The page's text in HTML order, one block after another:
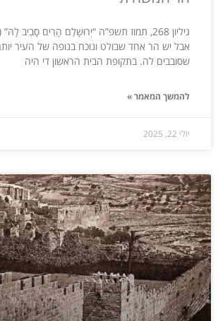
גיליון 268, תמוז תשפ”ה “יְרוּשָׁלַ͏ִם הָרִים סָבִיב
אבל יש הר אחד שבולט ונוכח בנופה של העיר
שסובבים לה. בתקופת הבית הראשון די היה
להמשך המאמר »
יולי 22, 2025